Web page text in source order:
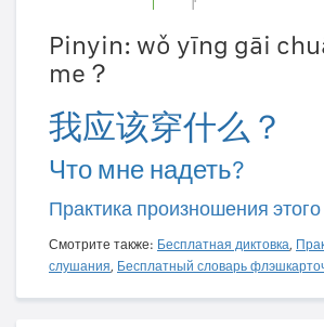
Pinyin: wǒ yīng gāi
me？
我应该穿什么？
Что мне надеть?
Практика произношения
Смотрите также: Бесплатная диктовка,
слушания, Бесплатный словарь